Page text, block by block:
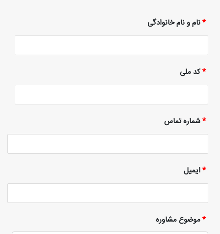
*نام و نام خانوادگی
*کد ملی
*شماره تماس
*ایمیل
*موضوع مشاوره